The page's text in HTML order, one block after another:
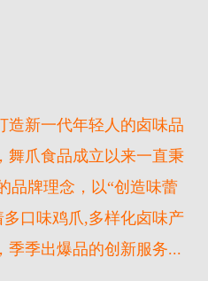
造新一代年轻人的卤味品
舞爪食品成立以来一直秉
品牌理念，以“创造味蕾
口味鸡爪,多样化卤味产
季季出爆品的创新服务...